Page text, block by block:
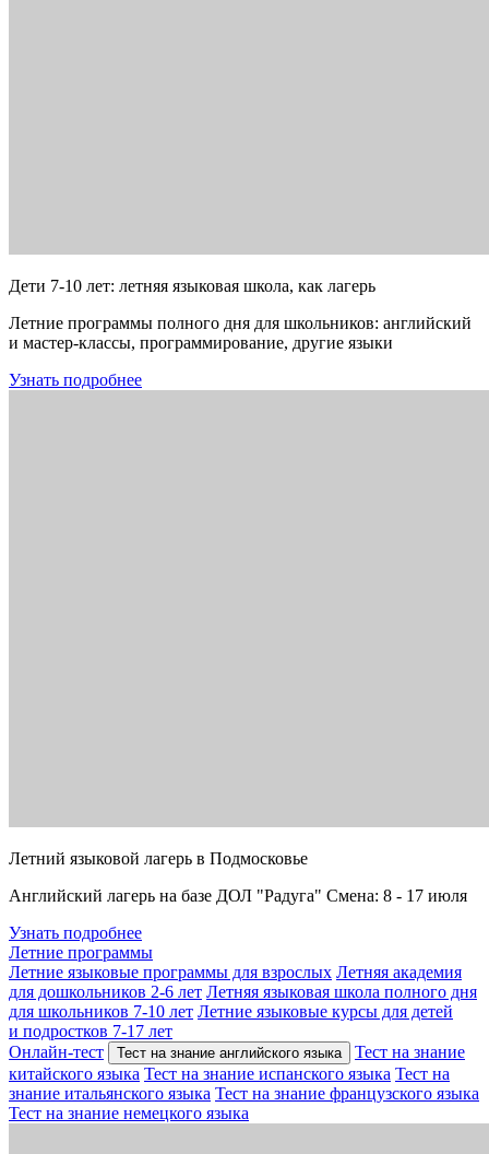
Дети 7-10 лет: летняя языковая школа, как лагерь
Летние программы полного дня для школьников: английский
и мастер-классы, программирование, другие языки
Узнать подробнее
Летний языковой лагерь в Подмосковье
Английский лагерь на базе ДОЛ "Радуга" Смена: 8 - 17 июля
Узнать подробнее
Летние программы
Летние языковые программы для взрослых Летняя академия
для дошкольников 2-6 лет Летняя языковая школа полного дня
для школьников 7-10 лет Летние языковые курсы для детей
и подростков 7-17 лет
Онлайн-тест
Тест на знание английского языка
Тест на знание
китайского языка Тест на знание испанского языка Тест на
знание итальянского языка Тест на знание французского языка
Тест на знание немецкого языка